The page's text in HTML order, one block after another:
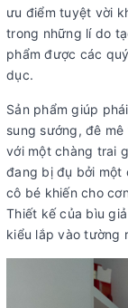
ưu điểm tuyệt vời
trong những lí do
phẩm được các
dục.
Sản phẩm giúp
sung sướng, đê
với một chàng trai
đang bị đụ bởi một
cô bé khiến cho
Thiết kế của bìu
kiểu lắp vào tường